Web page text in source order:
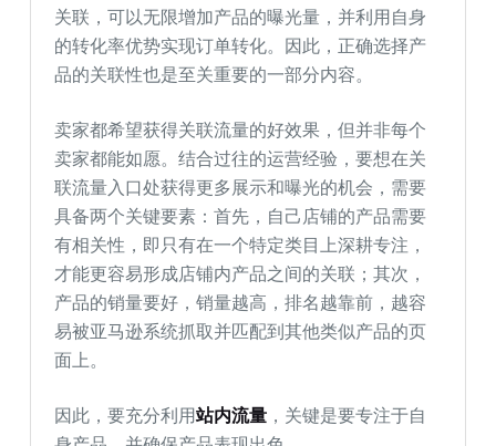
关联，可以无限增加产品的曝光量，并利用自身
的转化率优势实现订单转化。因此，正确选择产
品的关联性也是至关重要的一部分内容。
卖家都希望获得关联流量的好效果，但并非每个
卖家都能如愿。结合过往的运营经验，要想在关
联流量入口处获得更多展示和曝光的机会，需要
具备两个关键要素：首先，自己店铺的产品需要
有相关性，即只有在一个特定类目上深耕专注，
才能更容易形成店铺内产品之间的关联；其次，
产品的销量要好，销量越高，排名越靠前，越容
易被亚马逊系统抓取并匹配到其他类似产品的页
面上。
因此，要充分利用站内流量 ，关键是要专注于自